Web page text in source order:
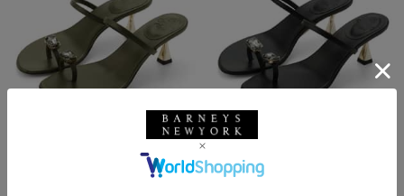
返品不可
ギフトラッピング不可